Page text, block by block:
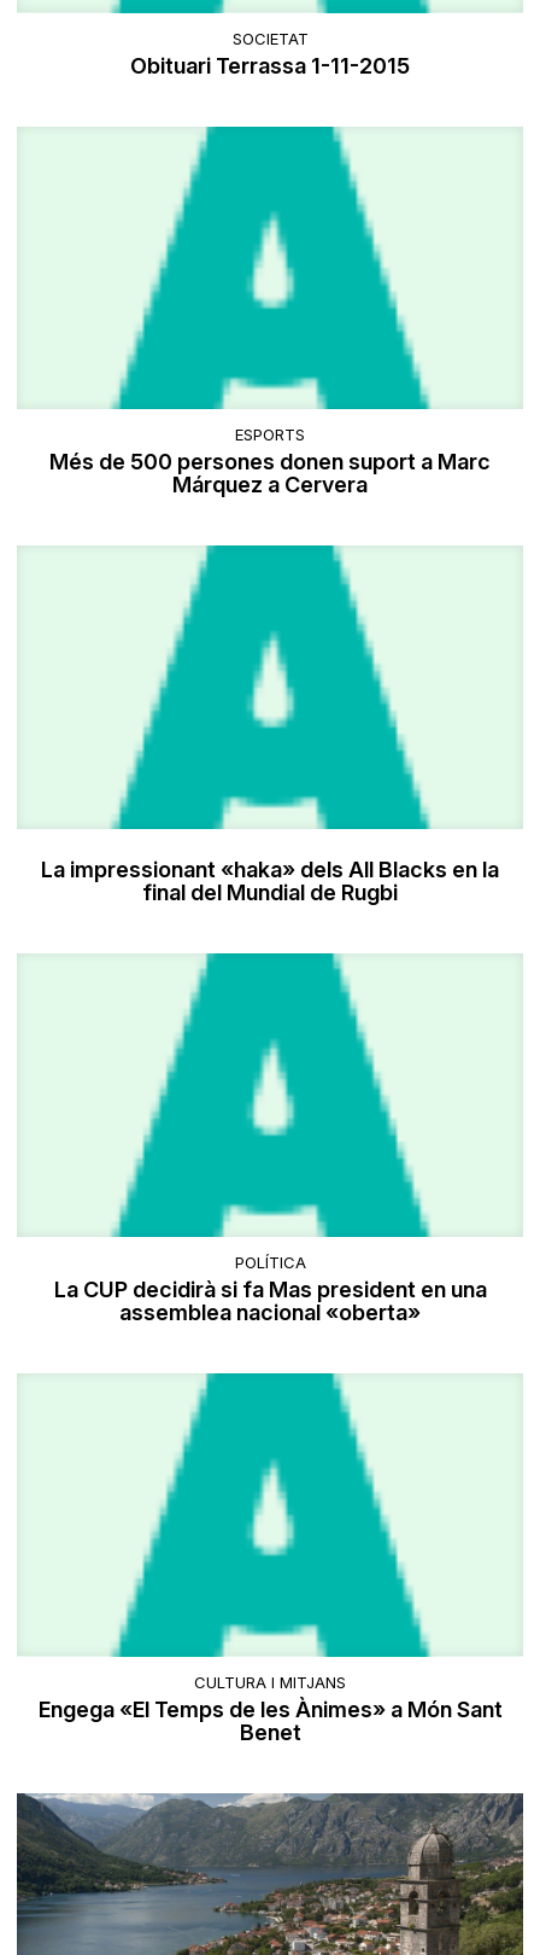
SOCIETAT
Obituari Terrassa 1-11-2015
ESPORTS
Més de 500 persones donen suport a Marc
Márquez a Cervera
La impressionant «haka» dels All Blacks en la
final del Mundial de Rugbi
POLÍTICA
La CUP decidirà si fa Mas president en una
assemblea nacional «oberta»
CULTURA I MITJANS
Engega «El Temps de les Ànimes» a Món Sant
Benet